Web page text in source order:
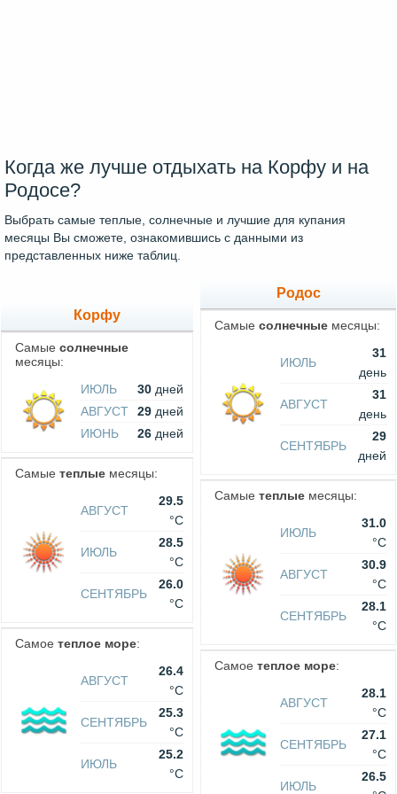
Когда же лучше отдыхать на Корфу и на
Родосе?
Выбрать самые теплые, солнечные и лучшие для купания
месяцы Вы сможете, ознакомившись с данными из
представленных ниже таблиц.
Корфу
Самые солнечные
месяцы:
ИЮЛЬ
30 дней
АВГУСТ
29 дней
ИЮНЬ
26 дней
Самые теплые месяцы:
АВГУСТ
29.5
°C
ИЮЛЬ
28.5
°C
СЕНТЯБРЬ
26.0
°C
Самое теплое море:
АВГУСТ
26.4
°C
СЕНТЯБРЬ
25.3
°C
ИЮЛЬ
25.2
°C
Родос
Самые солнечные месяцы:
ИЮЛЬ
31
день
АВГУСТ
31
день
СЕНТЯБРЬ
29
дней
Самые теплые месяцы:
ИЮЛЬ
31.0
°C
АВГУСТ
30.9
°C
СЕНТЯБРЬ
28.1
°C
Самое теплое море:
АВГУСТ
28.1
°C
СЕНТЯБРЬ
27.1
°C
ИЮЛЬ
26.5